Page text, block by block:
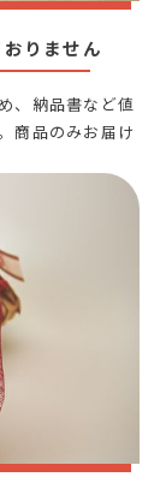
りません
、納品書など値
商品のみお届け